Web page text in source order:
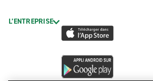
L’ENTREPRISE